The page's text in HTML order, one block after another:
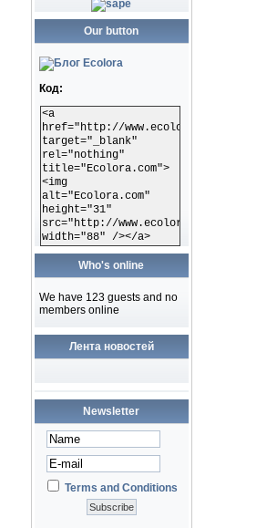
Our button
Код:
<a
href="http://www.ecolora.com"
target="_blank"
rel="nothing"
title="Ecolora.com">
<img
alt="Ecolora.com"
height="31"
src="http://www.ecolora.com/images/
width="88" /></a>
Who's online
We have 123 guests and no
members online
Лента новостей
Newsletter
Terms and Conditions